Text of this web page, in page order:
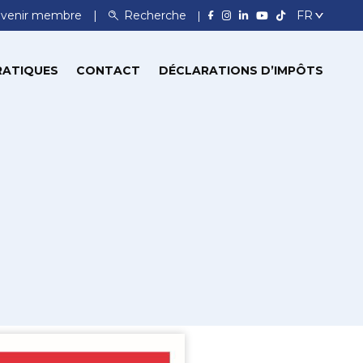
membre Recherche
CONTACT DÉCLARATIONS D’IMPÔTS